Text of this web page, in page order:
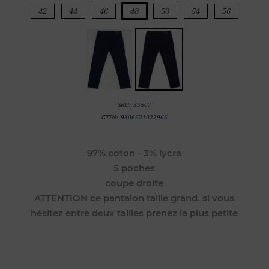
42 44 46 48 50 54 56
SKU: 35507
GTIN: 9306621022966
97% coton - 3% lycra
5 poches
coupe droite
ATTENTION ce pantalon taille grand. si vous
hésitez entre deux tailles prenez la plus petite